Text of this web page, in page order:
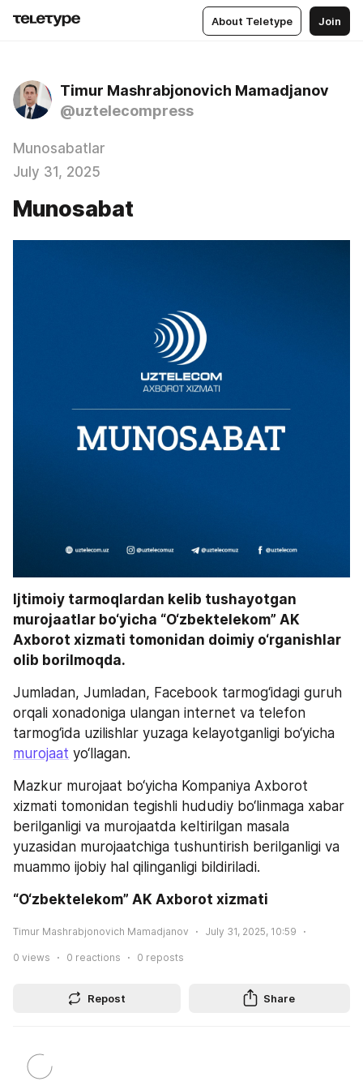
About Teletype Join
Timur Mashrabjonovich Mamadjanov
@uztelecompress
Munosabatlar
July 31, 2025
Munosabat
Ijtimoiy tarmoqlardan kelib tushayotgan
murojaatlar bo‘yicha “O‘zbektelekom” AK
Axborot xizmati tomonidan doimiy o‘rganishlar
olib borilmoqda.
Jumladan, Jumladan, Facebook tarmog‘idagi guruh
orqali xonadoniga ulangan internet va telefon
murojaat yo‘llagan.
Mazkur murojaat bo‘yicha Kompaniya Axborot
xizmati tomonidan tegishli hududiy bo‘linmaga xabar
berilganligi va murojaatda keltirilgan masala
yuzasidan murojaatchiga tushuntirish berilganligi va
muammo ijobiy hal qilinganligi bildiriladi.
“O‘zbektelekom” AK Axborot xizmati
Timur Mashrabjonovich Mamadjanov July 31, 2025, 10:59
0 views 0 reactions 0 reposts
Repost Share